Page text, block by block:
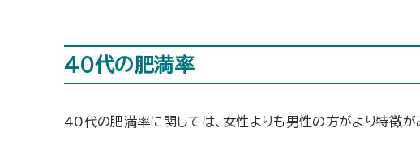
40代の肥満率
40代の肥満率に関しては、女性よりも男性の方がより特徴が